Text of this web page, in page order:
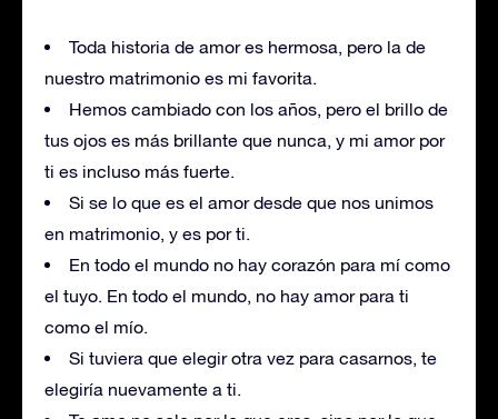
Toda historia de amor es hermosa, pero la de
nuestro matrimonio es mi favorita.
Hemos cambiado con los años, pero el brillo de
tus ojos es más brillante que nunca, y mi amor por
ti es incluso más fuerte.
Si se lo que es el amor desde que nos unimos
en matrimonio, y es por ti.
En todo el mundo no hay corazón para mí como
el tuyo. En todo el mundo, no hay amor para ti
como el mío.
Si tuviera que elegir otra vez para casarnos, te
elegiría nuevamente a ti.